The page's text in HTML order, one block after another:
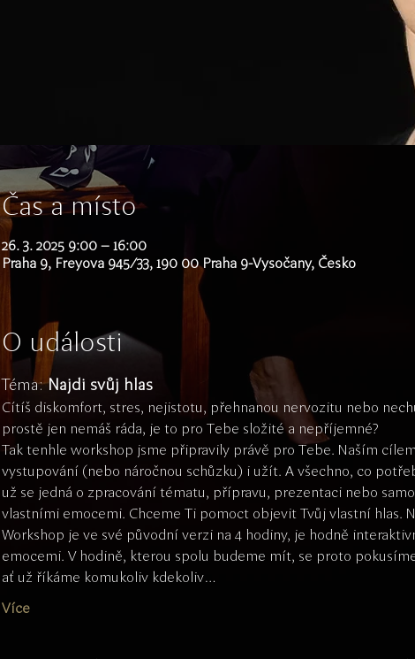
Čas a místo
26. 3. 2025 9:00 – 16:00
Praha 9, Freyova 945/33, 190 00 Praha 9-Vysočany, Česko
O události
Téma: Najdi svůj hlas
Cítíš diskomfort, stres, nejistotu, přehnanou nervozitu nebo
prostě jen nemáš ráda, je to pro Tebe složité a nepříjemné?
Tak tenhle workshop jsme připravily právě pro Tebe. Naším
vystupování (nebo náročnou schůzku) i užít. A všechno, co
už se jedná o zpracování tématu, přípravu, prezentaci nebo
vlastními emocemi. Chceme Ti pomoct objevit Tvůj vlastní hlas.
Workshop je ve své původní verzi na 4 hodiny, je hodně
emocemi. V hodině, kterou spolu budeme mít, se proto
ať už říkáme komukoliv kdekoliv…
Více